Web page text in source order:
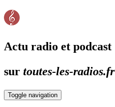
Actu radio et podcast
sur toutes-les-radios.fr
Toggle navigation